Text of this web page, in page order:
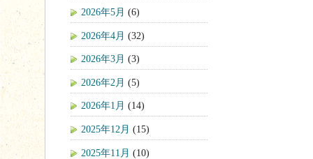
2026年5月 (6)
2026年4月 (32)
2026年3月 (3)
2026年2月 (5)
2026年1月 (14)
2025年12月 (15)
2025年11月 (10)